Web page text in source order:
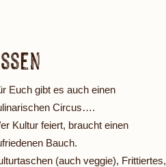
Euch gibt es auch einen
Circus….
Kultur feiert, braucht einen
Bauch.
(auch veggie), Frittiertes,